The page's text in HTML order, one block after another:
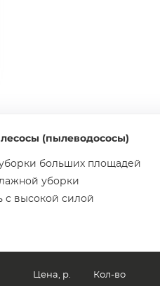
(пылеводососы)
больших площадей
уборки
с высокой силой
Цена, р. Кол-во